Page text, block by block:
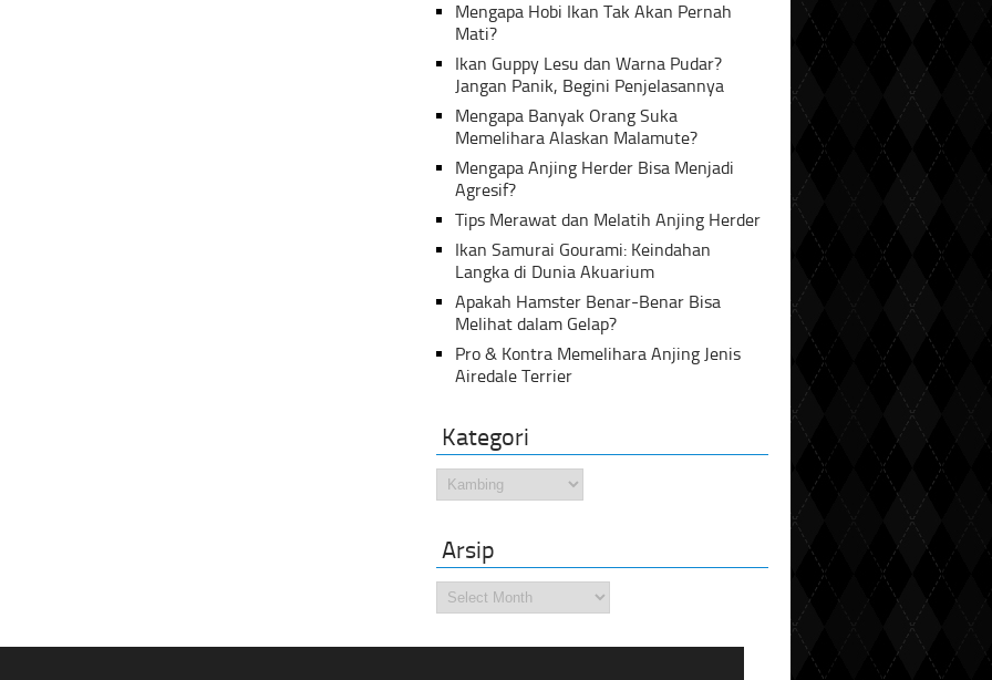
Mengapa Hobi Ikan Tak Akan Pernah
Mati?
Ikan Guppy Lesu dan Warna Pudar?
Jangan Panik, Begini Penjelasannya
Mengapa Banyak Orang Suka
Memelihara Alaskan Malamute?
Mengapa Anjing Herder Bisa Menjadi
Agresif?
Tips Merawat dan Melatih Anjing Herder
Ikan Samurai Gourami: Keindahan
Langka di Dunia Akuarium
Apakah Hamster Benar-Benar Bisa
Melihat dalam Gelap?
Pro & Kontra Memelihara Anjing Jenis
Airedale Terrier
Kategori
Kategori
Arsip
Arsip